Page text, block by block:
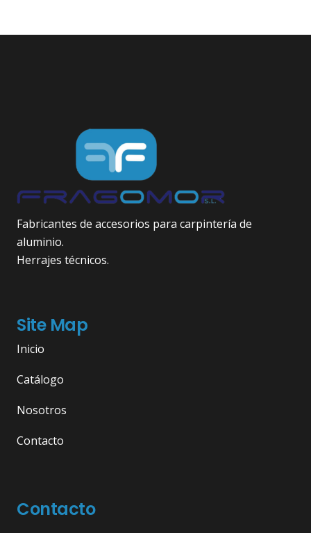
Fabricantes de accesorios para carpintería de
aluminio.
Herrajes técnicos.
Site Map
Inicio
Catálogo
Nosotros
Contacto
Contacto